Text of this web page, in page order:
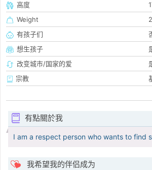
高度
Weight
有孩子们
想生孩子
改变城市/国家的爱
宗教
有點關於我
I am a respect person who wants to find
我希望我的伴侣成为